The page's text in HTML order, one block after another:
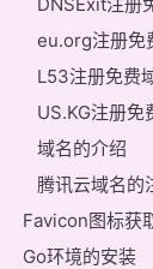
eu.org注册免
L53注册免费
US.KG注册免
域名的介绍
腾讯云域名的
Favicon图标获
Go环境的安装